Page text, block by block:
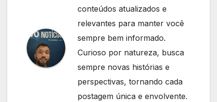
conteúdos atualizados e
relevantes para manter você
sempre bem informado.
Curioso por natureza, busca
sempre novas histórias e
perspectivas, tornando cada
postagem única e envolvente.